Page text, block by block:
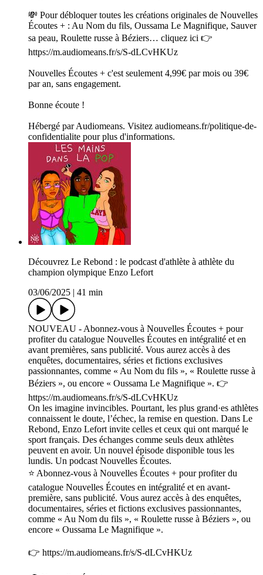
💸 Pour débloquer toutes les créations originales de Nouvelles
Écoutes + : Au Nom du fils, Oussama Le Magnifique, Sauver
sa peau, Roulette russe à Béziers… cliquez ici 👉
https://m.audiomeans.fr/s/S-dLCvHKUz
Nouvelles Écoutes + c'est seulement 4,99€ par mois ou 39€
par an, sans engagement.
Bonne écoute !
Hébergé par Audiomeans. Visitez audiomeans.fr/politique-de-
confidentialite pour plus d'informations.
Découvrez Le Rebond : le podcast d'athlète à athlète du
champion olympique Enzo Lefort
03/06/2025
41 min
NOUVEAU - Abonnez-vous à Nouvelles Écoutes + pour
profiter du catalogue Nouvelles Écoutes en intégralité et en
avant premières, sans publicité. Vous aurez accès à des
enquêtes, documentaires, séries et fictions exclusives
passionnantes, comme « Au Nom du fils », « Roulette russe à
Béziers », ou encore « Oussama Le Magnifique ». 👉
https://m.audiomeans.fr/s/S-dLCvHKUz
On les imagine invincibles. Pourtant, les plus grand·es athlètes
connaissent le doute, l’échec, la remise en question. Dans Le
Rebond, Enzo Lefort invite celles et ceux qui ont marqué le
sport français. Des échanges comme seuls deux athlètes
peuvent en avoir. Un nouvel épisode disponible tous les
lundis. Un podcast Nouvelles Écoutes.
⭐️ Abonnez-vous à Nouvelles Écoutes + pour profiter du
catalogue Nouvelles Écoutes en intégralité et en avant-
première, sans publicité. Vous aurez accès à des enquêtes,
documentaires, séries et fictions exclusives passionnantes,
comme « Au Nom du fils », « Roulette russe à Béziers », ou
encore « Oussama Le Magnifique ».
👉 https://m.audiomeans.fr/s/S-dLCvHKUz